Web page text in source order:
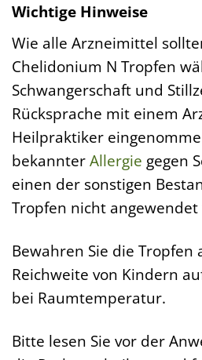
Wichtige Hinweise
Wie alle Arzneimittel
Chelidonium N Tropfen
Schwangerschaft und
Rücksprache mit einem
Heilpraktiker
bekannterAllergie gegen
einen der sonstigen
Tropfen nicht
Bewahren Sie die
Reichweite von Kindern
bei Raumtemperatur.
Bitte lesen Sie vor der